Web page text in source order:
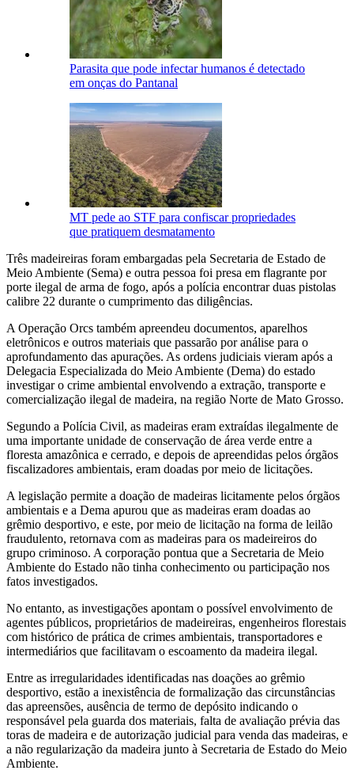
Parasita que pode infectar humanos é detectado
em onças do Pantanal
MT pede ao STF para confiscar propriedades
que pratiquem desmatamento
Três madeireiras foram embargadas pela Secretaria de Estado de
Meio Ambiente (Sema) e outra pessoa foi presa em flagrante por
porte ilegal de arma de fogo, após a polícia encontrar duas pistolas
calibre 22 durante o cumprimento das diligências.
A Operação Orcs também apreendeu documentos, aparelhos
eletrônicos e outros materiais que passarão por análise para o
aprofundamento das apurações. As ordens judiciais vieram após a
Delegacia Especializada do Meio Ambiente (Dema) do estado
investigar o crime ambiental envolvendo a extração, transporte e
comercialização ilegal de madeira, na região Norte de Mato Grosso.
Segundo a Polícia Civil, as madeiras eram extraídas ilegalmente de
uma importante unidade de conservação de área verde entre a
floresta amazônica e cerrado, e depois de apreendidas pelos órgãos
fiscalizadores ambientais, eram doadas por meio de licitações.
A legislação permite a doação de madeiras licitamente pelos órgãos
ambientais e a Dema apurou que as madeiras eram doadas ao
grêmio desportivo, e este, por meio de licitação na forma de leilão
fraudulento, retornava com as madeiras para os madeireiros do
grupo criminoso. A corporação pontua que a Secretaria de Meio
Ambiente do Estado não tinha conhecimento ou participação nos
fatos investigados.
No entanto, as investigações apontam o possível envolvimento de
agentes públicos, proprietários de madeireiras, engenheiros florestais
com histórico de prática de crimes ambientais, transportadores e
intermediários que facilitavam o escoamento da madeira ilegal.
Entre as irregularidades identificadas nas doações ao grêmio
desportivo, estão a inexistência de formalização das circunstâncias
das apreensões, ausência de termo de depósito indicando o
responsável pela guarda dos materiais, falta de avaliação prévia das
toras de madeira e de autorização judicial para venda das madeiras, e
a não regularização da madeira junto à Secretaria de Estado do Meio
Ambiente.